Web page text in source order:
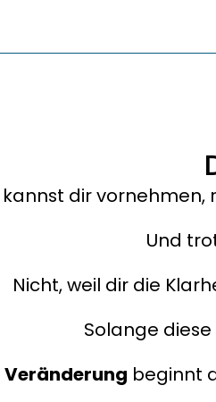
kannst dir vornehmen,
Und
Nicht, weil dir die
Solange
Veränderung beginnt